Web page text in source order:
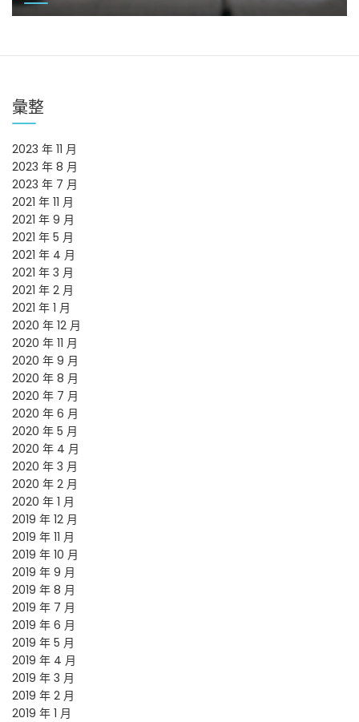
彙整
2023 年 11 月
2023 年 8 月
2023 年 7 月
2021 年 11 月
2021 年 9 月
2021 年 5 月
2021 年 4 月
2021 年 3 月
2021 年 2 月
2021 年 1 月
2020 年 12 月
2020 年 11 月
2020 年 9 月
2020 年 8 月
2020 年 7 月
2020 年 6 月
2020 年 5 月
2020 年 4 月
2020 年 3 月
2020 年 2 月
2020 年 1 月
2019 年 12 月
2019 年 11 月
2019 年 10 月
2019 年 9 月
2019 年 8 月
2019 年 7 月
2019 年 6 月
2019 年 5 月
2019 年 4 月
2019 年 3 月
2019 年 2 月
2019 年 1 月